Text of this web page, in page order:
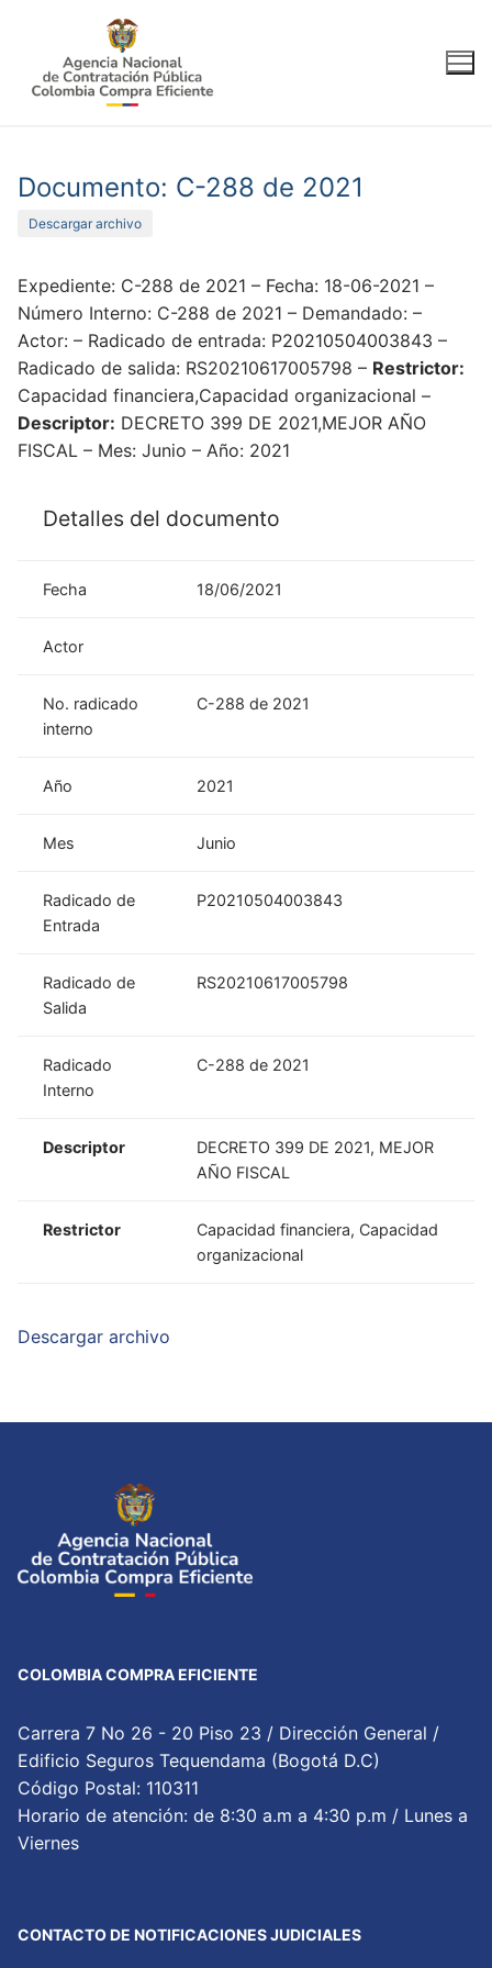
contenido
Documento: C-288 de 2021
Descargar archivo
Expediente: C-288 de 2021 – Fecha: 18-06-2021 –
Número Interno: C-288 de 2021 – Demandado: –
Actor: – Radicado de entrada: P20210504003843 –
Radicado de salida: RS20210617005798 – Restrictor:
Capacidad financiera,Capacidad organizacional –
Descriptor: DECRETO 399 DE 2021,MEJOR AÑO
FISCAL – Mes: Junio – Año: 2021
Detalles del documento
Fecha 18/06/2021
Actor
No. radicado
interno
C-288 de 2021
Año 2021
Mes Junio
Radicado de
Entrada
P20210504003843
Radicado de
Salida
RS20210617005798
Radicado
Interno
C-288 de 2021
Descriptor
DECRETO 399 DE 2021, MEJOR
AÑO FISCAL
Restrictor
Capacidad financiera, Capacidad
organizacional
Descargar archivo
COLOMBIA COMPRA EFICIENTE
Carrera 7 No 26 - 20 Piso 23 / Dirección General /
Edificio Seguros Tequendama (Bogotá D.C)
Código Postal: 110311
Horario de atención: de 8:30 a.m a 4:30 p.m / Lunes a
Viernes
CONTACTO DE NOTIFICACIONES JUDICIALES